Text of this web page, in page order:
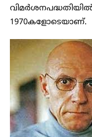
വിമർശനപദ്ധതിയിൽ
1970കളോടെയാണ്.